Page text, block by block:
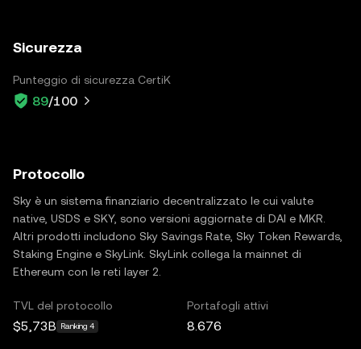
Sicurezza
Punteggio di sicurezza CertiK
89/100
Protocollo
Sky è un sistema finanziario decentralizzato le cui valute
native, USDS e SKY, sono versioni aggiornate di DAI e MKR.
Altri prodotti includono Sky Savings Rate, Sky Token Rewards,
Staking Engine e SkyLink. SkyLink collega la mainnet di
Ethereum con le reti layer 2.
TVL del protocollo
$5,73B Ranking 4
Portafogli attivi
8.676